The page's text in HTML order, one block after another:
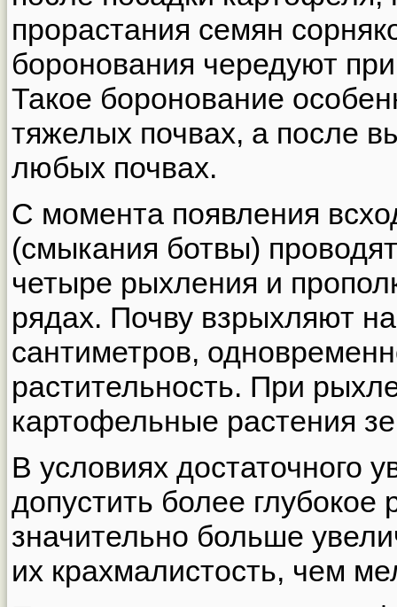
прорастания семян
боронования чередуют
Такое боронование
тяжелых почвах, а после
любых почвах.
С момента появления
(смыкания ботвы)
четыре рыхления и
рядах. Почву взрыхляют
сантиметров,
растительность. При
картофельные растения
В условиях достаточного
допустить более глубокое
значительно больше
их крахмалистость, чем